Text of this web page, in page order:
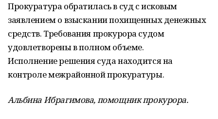
Прокуратура обратилась в суд с исковым
заявлением о взыскании похищенных денежных
средств. Требования прокурора судом
удовлетворены в полном объеме.
Исполнение решения суда находится на
контроле межрайонной прокуратуры.
Альбина Ибрагимова, помощник прокурора.